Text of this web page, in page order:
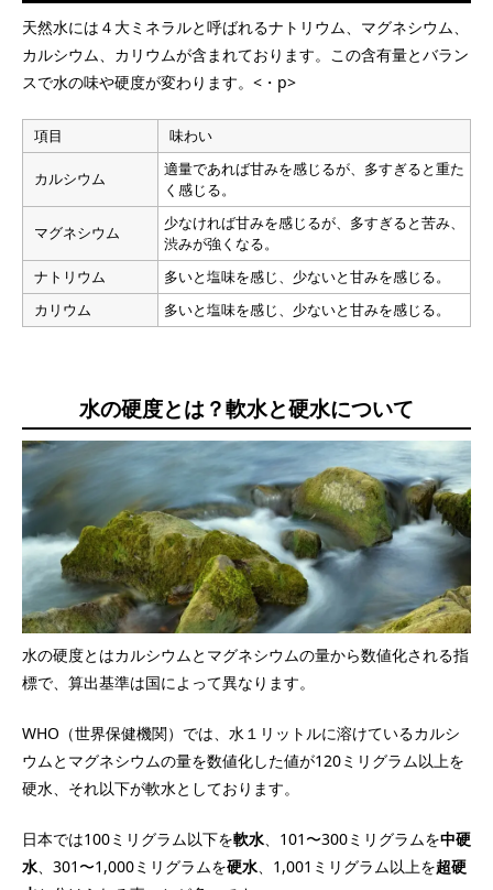
天然水には４大ミネラルと呼ばれるナトリウム、マグネシウム、
カルシウム、カリウムが含まれております。この含有量とバラン
スで水の味や硬度が変わります。<・p>
項目 味わい
カルシウム
適量であれば甘みを感じるが、多すぎると重た
く感じる。
マグネシウム
少なければ甘みを感じるが、多すぎると苦み、
渋みが強くなる。
ナトリウム
多いと塩味を感じ、少ないと甘みを感じる。
カリウム
多いと塩味を感じ、少ないと甘みを感じる。
水の硬度とは？軟水と硬水について
水の硬度とはカルシウムとマグネシウムの量から数値化される指
標で、算出基準は国によって異なります。
WHO（世界保健機関）では、水１リットルに溶けているカルシ
ウムとマグネシウムの量を数値化した値が120ミリグラム以上を
硬水、それ以下が軟水としております。
日本では100ミリグラム以下を軟水、101〜300ミリグラムを中硬
水、301〜1,000ミリグラムを硬水、1,001ミリグラム以上を超硬